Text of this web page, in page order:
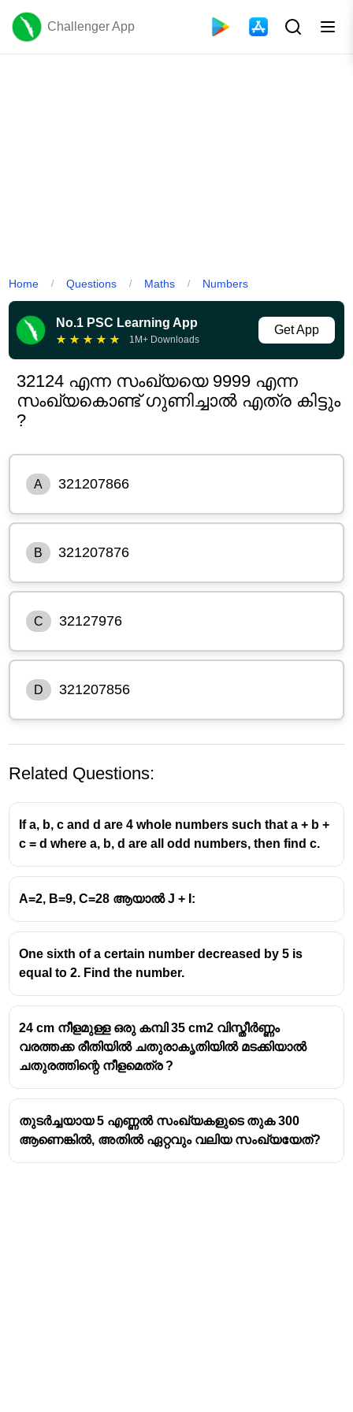
Challenger App
Home / Questions / Maths / Numbers
No.1 PSC Learning App
★ ★ ★ ★ ★ 1M+ Downloads
Get App
32124 എന്ന സംഖ്യയെ 9999 എന്ന
സംഖ്യകൊണ്ട് ഗുണിച്ചാൽ എത്ര കിട്ടും
?
A 321207866
B 321207876
C 32127976
D 321207856
Related Questions:
If a, b, c and d are 4 whole numbers such that a + b +
c = d where a, b, d are all odd numbers, then find c.
A=2, B=9, C=28 ആയാൽ J + I:
One sixth of a certain number decreased by 5 is
equal to 2. Find the number.
24 cm നീളമുള്ള ഒരു കമ്പി 35 cm2 വിസ്തീർണ്ണം
വരത്തക്ക രീതിയിൽ ചതുരാകൃതിയിൽ മടക്കിയാൽ
ചതുരത്തിന്റെ നീളമെത്ര ?
തുടർച്ചയായ 5 എണ്ണൽ സംഖ്യകളുടെ തുക 300
ആണെങ്കിൽ, അതിൽ ഏറ്റവും വലിയ സംഖ്യയേത്?